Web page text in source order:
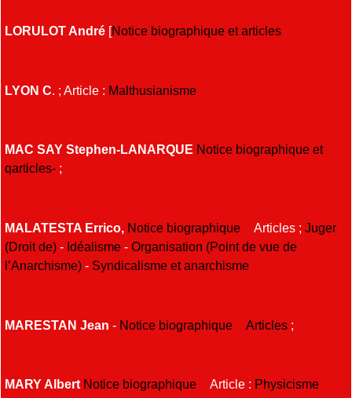
LORULOT André [Notice biographique et articles
LYON C. ; Article : Malthusianisme
MAC SAY Stephen-LANARQUE Notice biographique et
qarticles- ;
MALATESTA Errico, Notice biographique Articles ; Juger
(Droit de) - Idéalisme - Organisation (Point de vue de
l’Anarchisme) - Syndicalisme et anarchisme
MARESTAN Jean - Notice biographique Articles ;
MARY Albert Notice biographique Article : Physicisme